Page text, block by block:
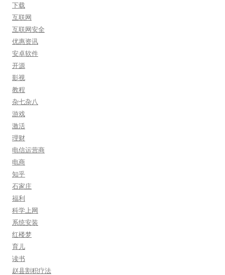
下载
互联网
互联网安全
优惠资讯
安卓软件
开源
影视
教程
杂七杂八
游戏
激活
理财
电信运营商
电商
知乎
石家庄
福利
科学上网
系统安装
红楼梦
育儿
读书
赵县割积疗法